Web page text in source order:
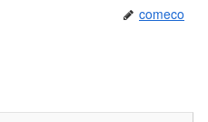
comeco